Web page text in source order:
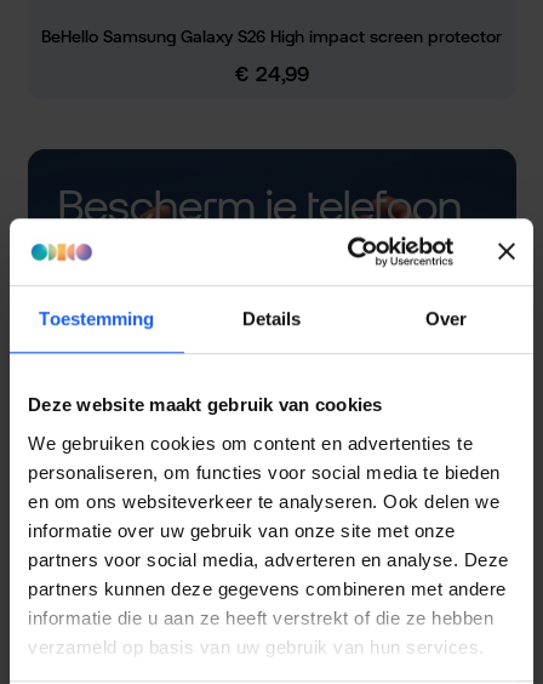
Toestemming Details Over
Deze website maakt gebruik van cookies
We gebruiken cookies om content en advertenties te
personaliseren, om functies voor social media te bieden
en om ons websiteverkeer te analyseren. Ook delen we
informatie over uw gebruik van onze site met onze
partners voor social media, adverteren en analyse. Deze
partners kunnen deze gegevens combineren met andere
informatie die u aan ze heeft verstrekt of die ze hebben
verzameld op basis van uw gebruik van hun services.
BeHello Samsung Galaxy S26 High impact screen protector
Normale prijs:
€ 24,99
Bescherm je telefoon
met een hoesje